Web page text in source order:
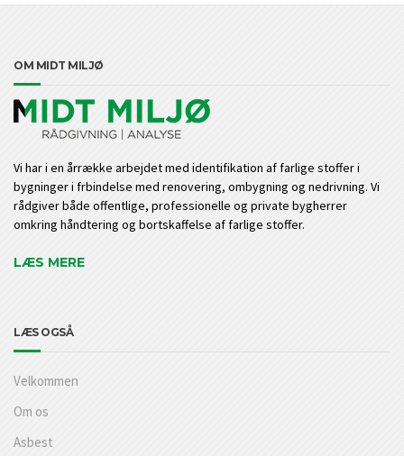
OM MIDT MILJØ
Vi har i en årrække arbejdet med identifikation af farlige stoffer i
bygninger i frbindelse med renovering, ombygning og nedrivning. Vi
rådgiver både offentlige, professionelle og private bygherrer
omkring håndtering og bortskaffelse af farlige stoffer.
LÆS MERE
LÆS OGSÅ
Velkommen
Om os
Asbest